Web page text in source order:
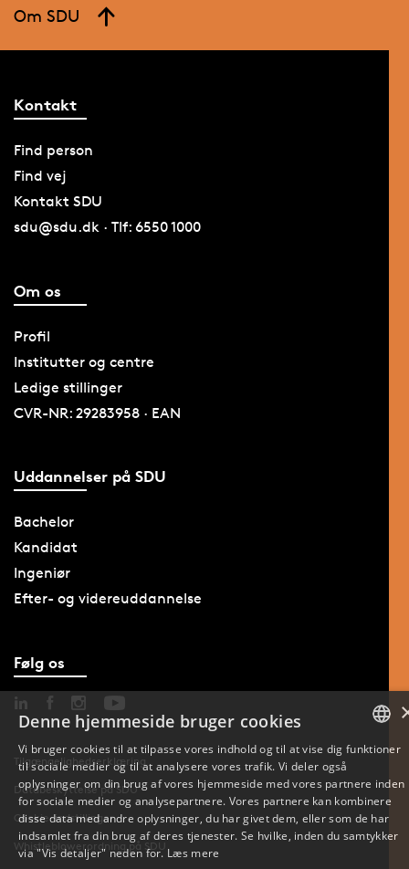
Om SDU
Kontakt
Find person
Find vej
Kontakt SDU
sdu@sdu.dk · Tlf: 6550 1000
Om os
Profil
Institutter og centre
Ledige stillinger
CVR-NR: 29283958 · EAN
Uddannelser på SDU
Bachelor
Kandidat
Ingeniør
Efter- og videreuddannelse
Følg os
Tilgængelighedserklæring
Databeskyttelse på SDU
Cookie-indstillinger
Whistleblowerordning på SDU
ENGLISH
Denne hjemmeside bruger cookies
Vi bruger cookies til at tilpasse vores indhold og til at vise dig funktioner
til sociale medier og til at analysere vores trafik. Vi deler også
oplysninger om din brug af vores hjemmeside med vores partnere inden
for sociale medier og analysepartnere. Vores partnere kan kombinere
disse data med andre oplysninger, du har givet dem, eller som de har
indsamlet fra din brug af deres tjenester. Se hvilke, inden du samtykker
via "Vis detaljer" neden for. Læs mere